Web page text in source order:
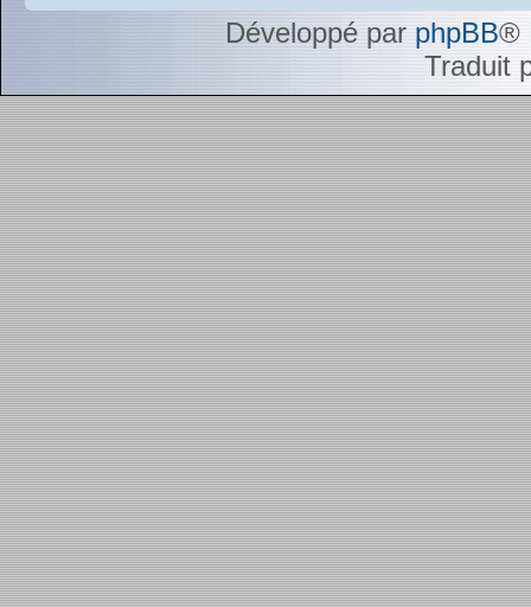
Développé par phpBB®
Traduit